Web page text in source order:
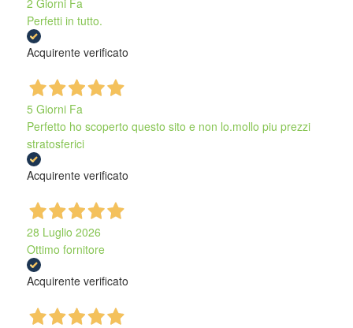
2 Giorni Fa
Perfetti in tutto.
Acquirente verificato
5 Giorni Fa
Perfetto ho scoperto questo sito e non lo.mollo piu prezzi
stratosferici
Acquirente verificato
28 Luglio 2026
Ottimo fornitore
Acquirente verificato